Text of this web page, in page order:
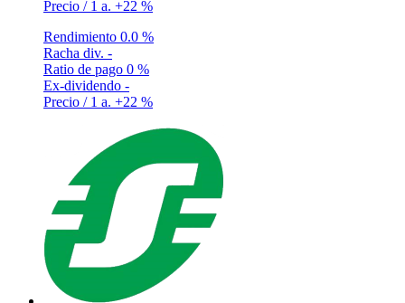
Precio / 1 a. +22 %
Rendimiento 0.0 %
Racha div. -
Ratio de pago 0 %
Ex-dividendo -
Precio / 1 a. +22 %